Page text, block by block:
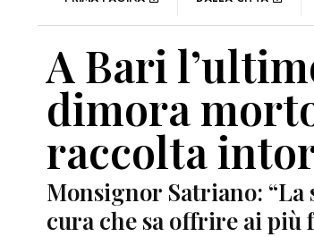
A Bari
dimora
raccolta
Monsignor Satriano:
cura che sa offrire ai più